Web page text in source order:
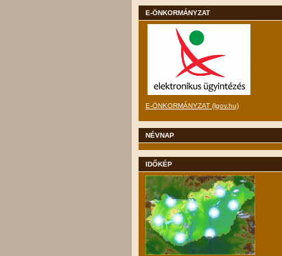
E-ÖNKORMÁNYZAT
E-ÖNKORMÁNYZAT (lgov.hu)
NÉVNAP
IDŐKÉP